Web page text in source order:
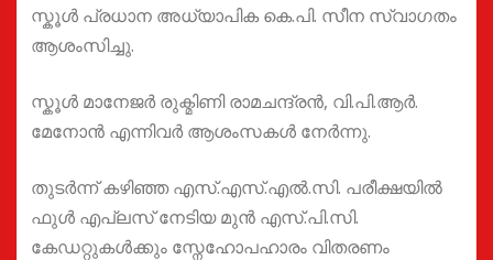
സ്കൂൾ പ്രധാന അധ്യാപിക കെ.പി. സീന സ്വാഗതം
ആശംസിച്ചു.
സ്കൂൾ മാനേജർ രുക്മിണി രാമചന്ദ്രൻ, വി.പി.ആർ.
മേനോൻ എന്നിവർ ആശംസകൾ നേർന്നു.
തുടർന്ന് കഴിഞ്ഞ എസ്.എസ്.എൽ.സി. പരീക്ഷയിൽ
ഫുൾ എപ്ലസ് നേടിയ മുൻ എസ്.പി.സി.
കേഡറ്റുകൾക്കും സ്നേഹോപഹാരം വിതരണം